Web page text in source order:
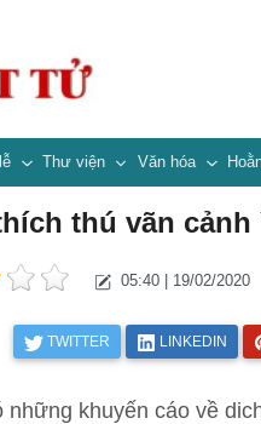
Thư viện Văn hóa
thú vãn cảnh
05:40 | 19/02/2020
TWITTER LINKEDIN
những khuyến cáo về